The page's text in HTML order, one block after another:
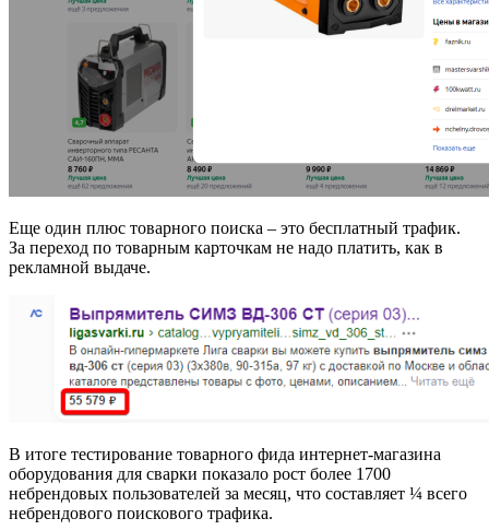
Еще один плюс товарного поиска – это бесплатный трафик.
За переход по товарным карточкам не надо платить, как в
рекламной выдаче.
В итоге тестирование товарного фида интернет-магазина
оборудования для сварки показало рост более 1700
небрендовых пользователей за месяц, что составляет ¼ всего
небрендового поискового трафика.